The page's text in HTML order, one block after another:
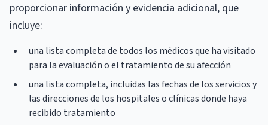
proporcionar información y evidencia adicional, que
incluye:
una lista completa de todos los médicos que ha visitado
para la evaluación o el tratamiento de su afección
una lista completa, incluidas las fechas de los servicios y
las direcciones de los hospitales o clínicas donde haya
recibido tratamiento